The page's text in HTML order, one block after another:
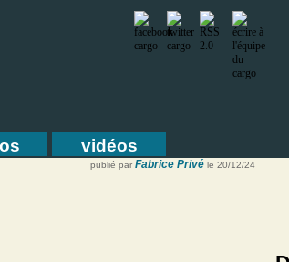
vidéos
publié par Fabrice Privé le 20/12/24